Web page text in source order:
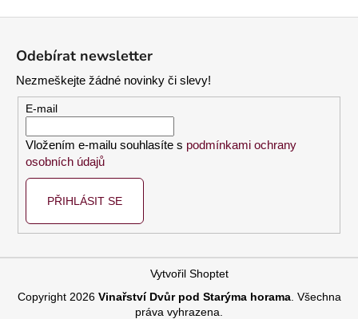
Odebírat newsletter
Nezmeškejte žádné novinky či slevy!
E-mail
Vložením e-mailu souhlasíte s podmínkami ochrany
osobních údajů
PŘIHLÁSIT SE
Vytvořil Shoptet
Copyright 2026 Vinařství Dvůr pod Starýma horama. Všechna
práva vyhrazena.